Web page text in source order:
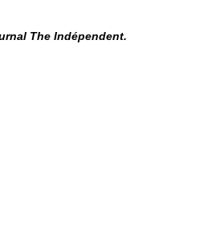
The Indépendent.